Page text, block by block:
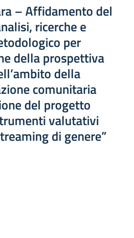
– Affidamento del
ricerche e
per
della prospettiva
della
comunitaria
del progetto
valutativi
di genere”